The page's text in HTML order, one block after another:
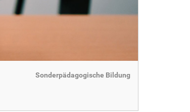
Sonderpädagogische Bildung